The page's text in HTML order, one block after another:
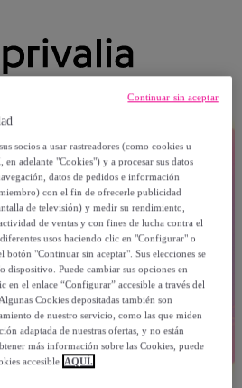
socios a usar rastreadores (como cookies u
adelante "Cookies") y a procesar sus datos
datos de pedidos e información
con el fin de ofrecerle publicidad
de televisión) y medir su rendimiento,
de ventas y con fines de lucha contra el
usos haciendo clic en "Configurar" o
botón "Continuar sin aceptar". Sus elecciones se
dispositivo. Puede cambiar sus opciones en
en el enlace “Configurar” accesible a través del
Cookies depositadas también son
de nuestro servicio, como las que miden
adaptada de nuestras ofertas, y no están
más información sobre las Cookies, puede
accesible AQUÍ.
Continuar sin aceptar